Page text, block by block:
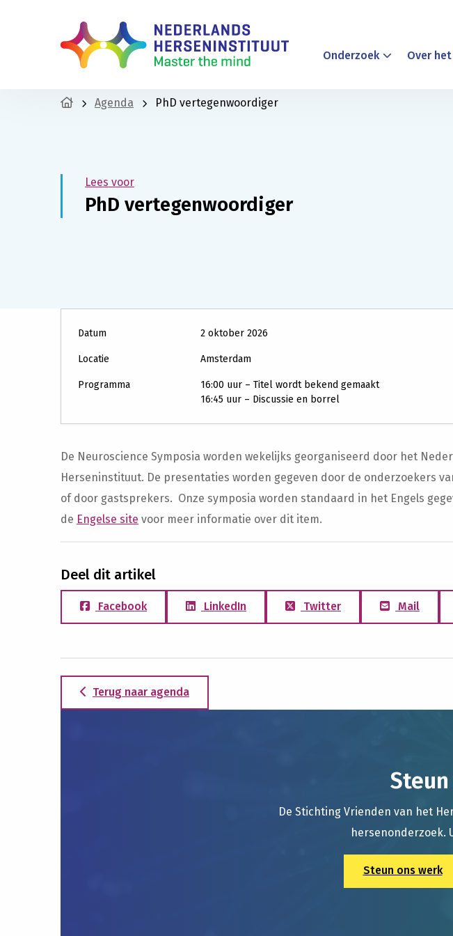
Onderzoek Over
Agenda PhD vertegenwoordiger
Lees voor
PhD vertegenwoordiger
Datum 2 oktober 2026
Locatie Amsterdam
Programma
16:00 uur – Titel wordt bekend gemaakt
16:45 uur – Discussie en borrel
De Neuroscience Symposia worden wekelijks georganiseerd door het
Herseninstituut. De presentaties worden gegeven door de onderzoekers
of door gastsprekers. Onze symposia worden standaard in het Engels
de Engelse site voor meer informatie over dit item.
Deel dit artikel
Facebook LinkedIn Twitter Mail
Terug naar agenda
De Stichting Vrienden van het
hersenonderzoek.
Steun ons werk